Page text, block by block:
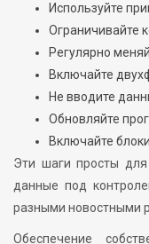
Используйте
Ограничивайте
Регулярно
Включайте
Не вводите
Обновляйте
Включайте
Эти шаги просты
данные под
разными новостными
Обеспечение